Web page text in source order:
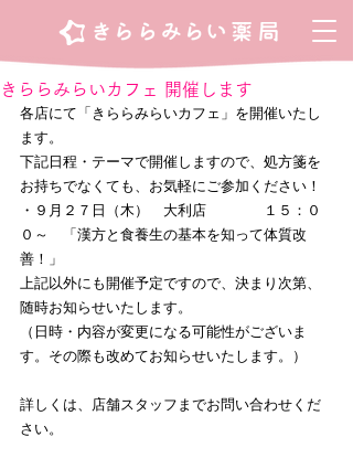
きららみらいカフェ 開催します
各店にて「きららみらいカフェ」を開催いたし
ます。
下記日程・テーマで開催しますので、処方箋を
お持ちでなくても、お気軽にご参加ください！
・９月２７日（木）　大利店　　　　１５：０
０～　「漢方と食養生の基本を知って体質改
善！」
上記以外にも開催予定ですので、決まり次第、
随時お知らせいたします。
（日時・内容が変更になる可能性がございま
す。その際も改めてお知らせいたします。）
詳しくは、店舗スタッフまでお問い合わせくだ
さい。